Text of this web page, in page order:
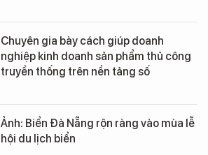
Chuyên gia bày cách giúp doanh
nghiệp kinh doanh sản phẩm thủ công
truyền thống trên nền tảng số
Ảnh: Biển Đà Nẵng rộn ràng vào mùa lễ
hội du lịch biển